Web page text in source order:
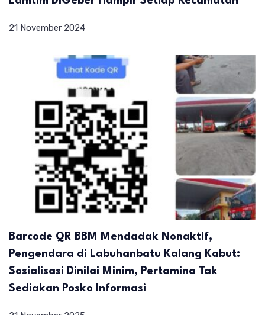
21 November 2024
Barcode QR BBM Mendadak Nonaktif,
Pengendara di Labuhanbatu Kalang Kabut:
Sosialisasi Dinilai Minim, Pertamina Tak
Sediakan Posko Informasi